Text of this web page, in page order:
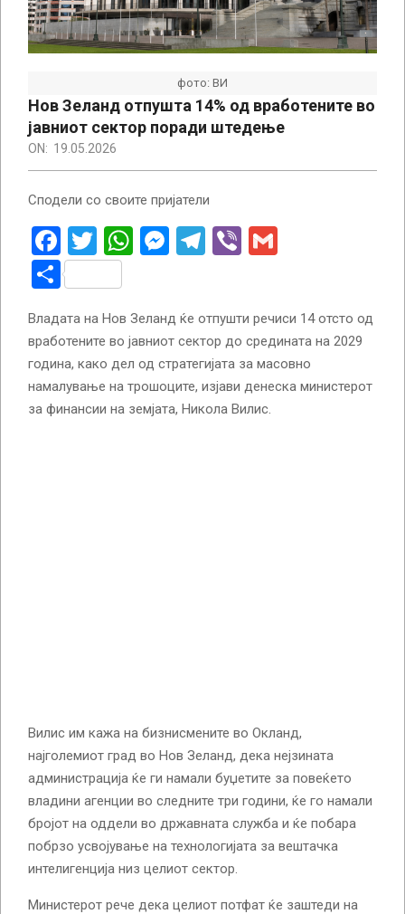
фото: ВИ
Нов Зеланд отпушта 14% од вработените во
јавниот сектор поради штедење
ON: 19.05.2026
Сподели со своите пријатели
Facebook
Twitter
WhatsApp
Messenger
Telegram
Viber
Share
Владата на Нов Зеланд ќе отпушти речиси 14 отсто од
вработените во јавниот сектор до средината на 2029
година, како дел од стратегијата за масовно
намалување на трошоците, изјави денеска министерот
за финансии на земјата, Никола Вилис.
Вилис им кажа на бизнисмените во Окланд,
најголемиот град во Нов Зеланд, дека нејзината
администрација ќе ги намали буџетите за повеќето
владини агенции во следните три години, ќе го намали
бројот на оддели во државната служба и ќе побара
побрзо усвојување на технологијата за вештачка
интелигенција низ целиот сектор.
Министерот рече дека целиот потфат ќе заштеди на